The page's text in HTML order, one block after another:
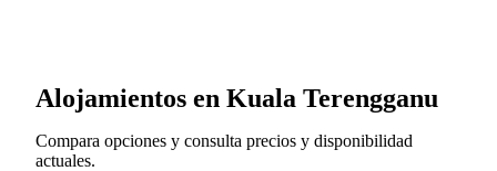
Alojamientos en Kuala Terengganu
Compara opciones y consulta precios y disponibilidad
actuales.